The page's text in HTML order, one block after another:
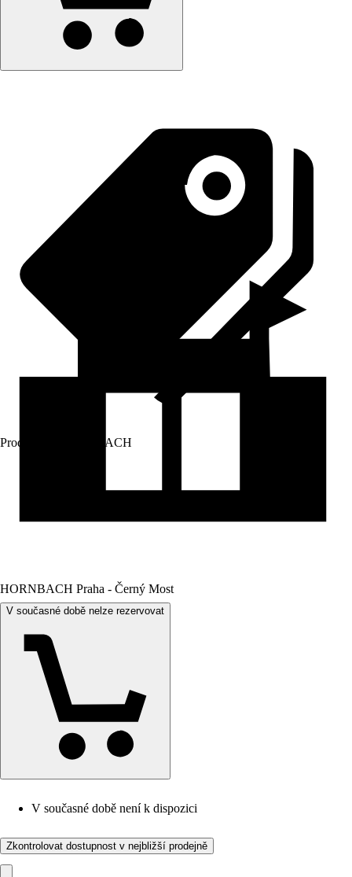
Prodej přes: HORNBACH
HORNBACH Praha - Černý Most
V současné době nelze rezervovat
V současné době není k dispozici
Zkontrolovat dostupnost v nejbližší prodejně